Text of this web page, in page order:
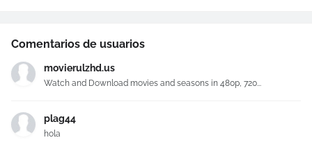
Comentarios de usuarios
movierulzhd.us
Watch and Download movies and seasons in 480p, 720...
plag44
hola